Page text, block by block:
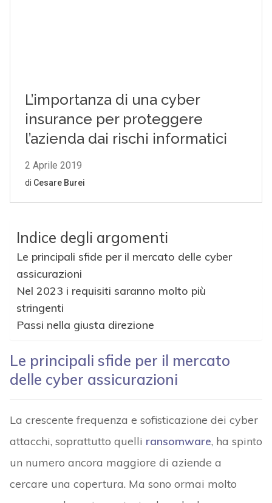
Indice degli argomenti
Le principali sfide per il mercato delle cyber
assicurazioni
Nel 2023 i requisiti saranno molto più
stringenti
Passi nella giusta direzione
Le principali sfide per il mercato
delle cyber assicurazioni
La crescente frequenza e sofisticazione dei cyber
attacchi, soprattutto quelli ransomware, ha spinto
un numero ancora maggiore di aziende a
cercare una copertura. Ma sono ormai molto